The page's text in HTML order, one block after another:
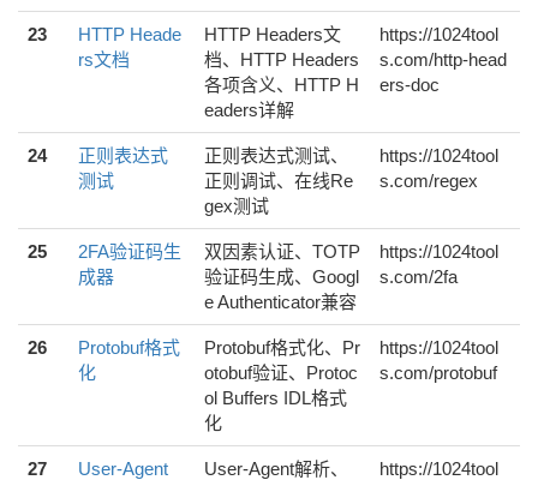
23
HTTP Heade
rs文档
HTTP Headers文
档、HTTP Headers
各项含义、HTTP H
eaders详解
https://1024tool
s.com/http-head
ers-doc
24
正则表达式
测试
正则表达式测试、
正则调试、在线Re
gex测试
https://1024tool
s.com/regex
25
2FA验证码生
成器
双因素认证、TOTP
验证码生成、Googl
e Authenticator兼容
https://1024tool
s.com/2fa
26
Protobuf格式
化
Protobuf格式化、Pr
otobuf验证、Protoc
ol Buffers IDL格式
化
https://1024tool
s.com/protobuf
27
User-Agent
User-Agent解析、
https://1024tool